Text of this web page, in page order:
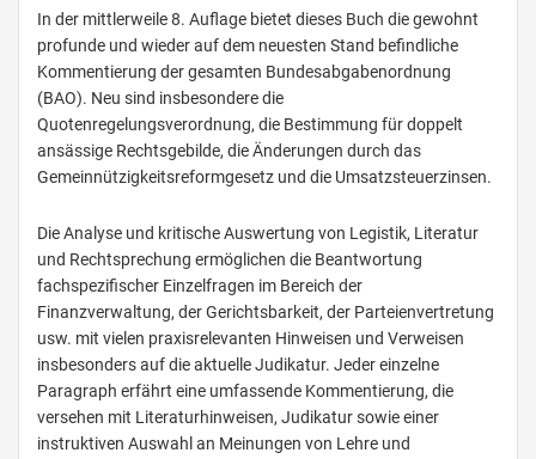
In der mittlerweile 8. Auflage bietet dieses Buch die gewohnt
profunde und wieder auf dem neuesten Stand befindliche
Kommentierung der gesamten Bundesabgabenordnung
(BAO). Neu sind insbesondere die
Quotenregelungsverordnung, die Bestimmung für doppelt
ansässige Rechtsgebilde, die Änderungen durch das
Gemeinnützigkeitsreformgesetz und die Umsatzsteuerzinsen.
Die Analyse und kritische Auswertung von Legistik, Literatur
und Rechtsprechung ermöglichen die Beantwortung
fachspezifischer Einzelfragen im Bereich der
Finanzverwaltung, der Gerichtsbarkeit, der Parteienvertretung
usw. mit vielen praxisrelevanten Hinweisen und Verweisen
insbesonders auf die aktuelle Judikatur. Jeder einzelne
Paragraph erfährt eine umfassende Kommentierung, die
versehen mit Literaturhinweisen, Judikatur sowie einer
instruktiven Auswahl an Meinungen von Lehre und